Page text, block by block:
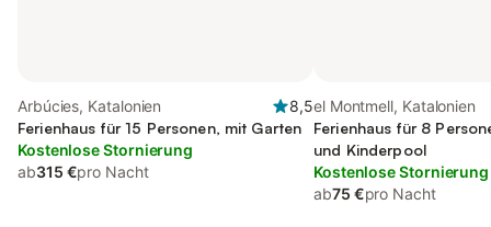
Arbúcies, Katalonien
8,5
Ferienhaus für 15 Personen, mit Garten
Kostenlose Stornierung
ab315 €pro Nacht
el Montmell, Katalonien
Ferienhaus für 8
und Kinderpool
Kostenlose Stornierung
ab75 €pro Nacht